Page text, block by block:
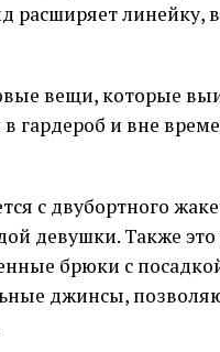
расширяет линейку,
вещи, которые
гардероб и вне
с двубортного
девушки. Также
брюки с
джинсы,